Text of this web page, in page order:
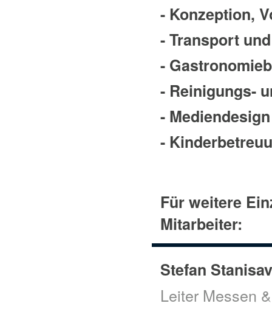
- Konzeption,
- Transport
-
- Reinigungs-
- Mediendesign
-
Für weitere
Mitarbeiter:
Stefan
Leiter Messen